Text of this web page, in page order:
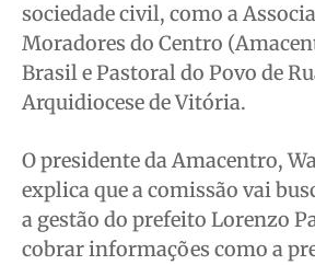
sociedade civil, como a
Moradores do Centro
Brasil e Pastoral do Povo de
Arquidiocese de Vitória.
O presidente da Amacentro,
explica que a comissão vai
a gestão do prefeito Lorenzo
cobrar informações como a